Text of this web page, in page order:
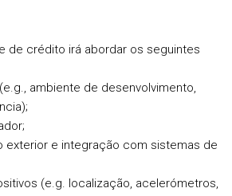
de crédito irá abordar os seguintes
ambiente de desenvolvimento,
exterior e integração com sistemas de
(e.g. localização, acelerómetros,